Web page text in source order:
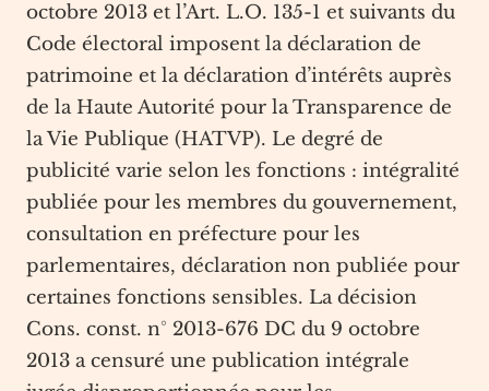
octobre 2013 et l’Art. L.O. 135-1 et suivants du
Code électoral imposent la déclaration de
patrimoine et la déclaration d’intérêts auprès
de la Haute Autorité pour la Transparence de
la Vie Publique (HATVP). Le degré de
publicité varie selon les fonctions : intégralité
publiée pour les membres du gouvernement,
consultation en préfecture pour les
parlementaires, déclaration non publiée pour
certaines fonctions sensibles. La décision
Cons. const. n° 2013-676 DC du 9 octobre
2013 a censuré une publication intégrale